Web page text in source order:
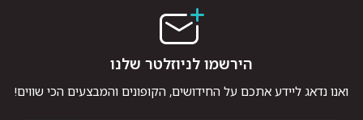
הירשמו לניוזלטר שלנו
ואנו נדאג ליידע אתכם על החידושים, הקופונים והמבצעים הכי שווים!